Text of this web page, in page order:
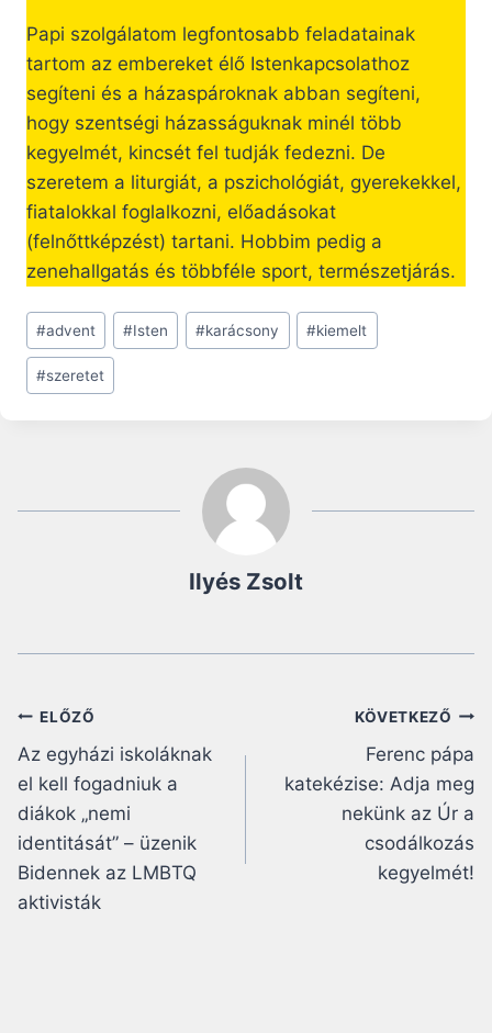
Papi szolgálatom legfontosabb feladatainak
tartom az embereket élő Istenkapcsolathoz
segíteni és a házaspároknak abban segíteni,
hogy szentségi házasságuknak minél több
kegyelmét, kincsét fel tudják fedezni. De
szeretem a liturgiát, a pszichológiát, gyerekekkel,
fiatalokkal foglalkozni, előadásokat
(felnőttképzést) tartani. Hobbim pedig a
zenehallgatás és többféle sport, természetjárás.
Post
Tags:
#advent #Isten #karácsony #kiemelt
#szeretet
Ilyés Zsolt
Bejegyzés
navigáció
ELŐZŐ
Az egyházi iskoláknak
el kell fogadniuk a
diákok „nemi
identitását” – üzenik
Bidennek az LMBTQ
aktivisták
KÖVETKEZŐ
Ferenc pápa
katekézise: Adja meg
nekünk az Úr a
csodálkozás
kegyelmét!